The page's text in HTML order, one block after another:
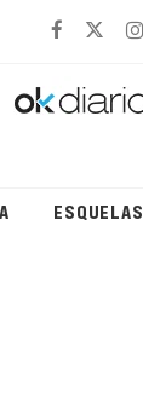
ESQUELAS